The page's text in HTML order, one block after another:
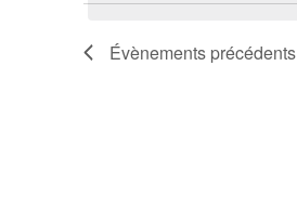
Évènements précédents